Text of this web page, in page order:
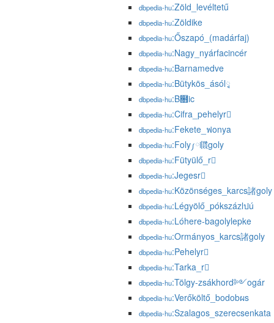
dbpedia-hu:Zöld_levéltetű
dbpedia-hu:Zöldike
dbpedia-hu:Őszapó_(madárfaj)
dbpedia-hu:Nagy_nyárfacincér
dbpedia-hu:Barnamedve
dbpedia-hu:Bütykös_ásólྭ
dbpedia-hu:B໛ic
dbpedia-hu:Cifra_pehelyr
dbpedia-hu:Fekete_ฟonya
dbpedia-hu:Foly༿𗆺goly
dbpedia-hu:Fütyülő_r
dbpedia-hu:Jegesr
dbpedia-hu:Közönséges_karcs諸goly
dbpedia-hu:Légyölő_pókszázlปú
dbpedia-hu:Lóhere-bagolylepke
dbpedia-hu:Ormányos_karcs諸goly
dbpedia-hu:Pehelyr
dbpedia-hu:Tarka_r
dbpedia-hu:Tölgy-zsákhord༻ogár
dbpedia-hu:Verőköltő_bodobผs
dbpedia-hu:Szalagos_szerecsenkata